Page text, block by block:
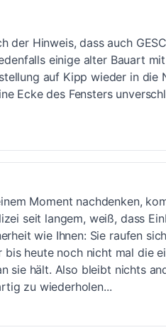
der Hinweis, dass auch
einige alter Bauart
auf Kipp wieder in die
Ecke des Fensters
Moment nachdenken,
seit langem, weiß, dass
wie Ihnen: Sie raufen
heute noch nicht mal die
sie hält. Also bleibt nichts
zu wiederholen...